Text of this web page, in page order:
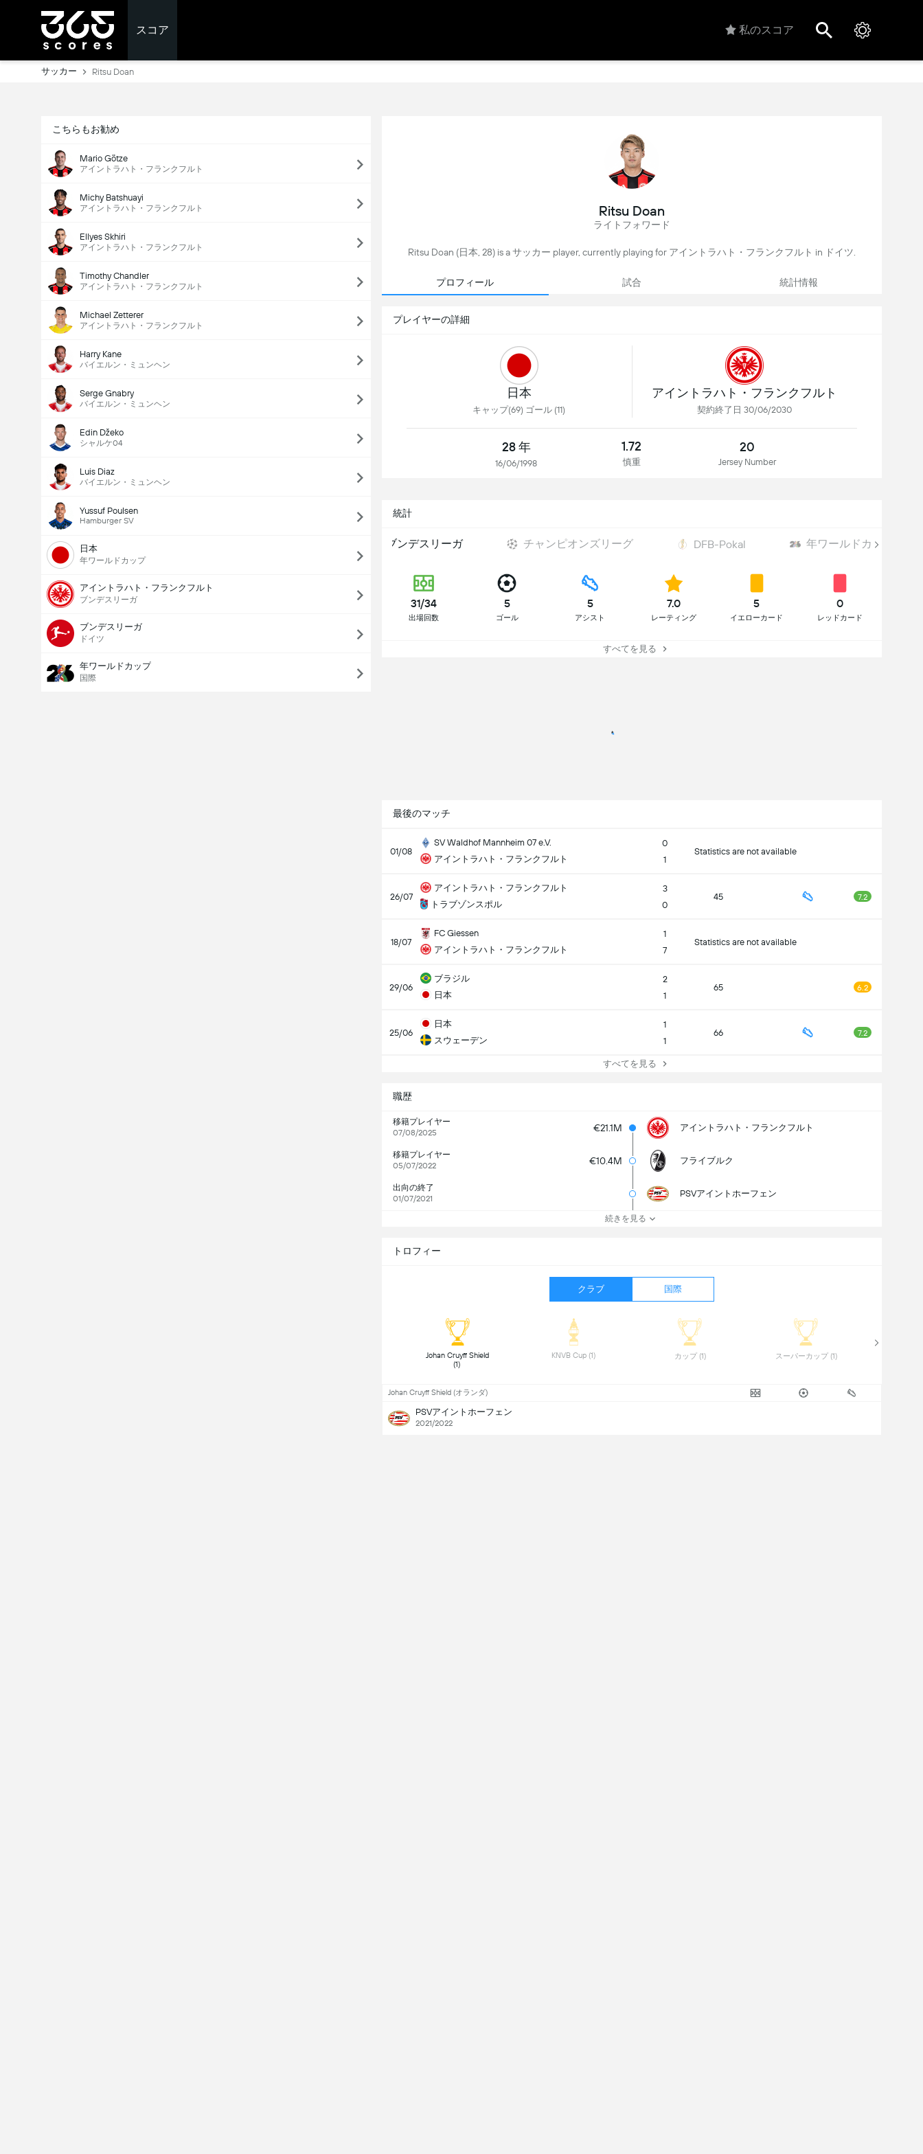
スコア 私のスコア
サッカー Ritsu Doan
こちらもお勧め
Mario Götze
アイントラハト・フランクフルト
Michy Batshuayi
アイントラハト・フランクフルト
Ellyes Skhiri
アイントラハト・フランクフルト
Timothy Chandler
アイントラハト・フランクフルト
Michael Zetterer
アイントラハト・フランクフルト
Harry Kane
バイエルン・ミュンヘン
Serge Gnabry
バイエルン・ミュンヘン
Edin Džeko
シャルケ04
Luis Diaz
バイエルン・ミュンヘン
Yussuf Poulsen
Hamburger SV
日本
年ワールドカップ
アイントラハト・フランクフルト
ブンデスリーガ
ブンデスリーガ
ドイツ
年ワールドカップ
国際
Ritsu Doan
ライトフォワード
Ritsu Doan (日本, 28) is a サッカー player, currently playing for アイントラハト・フランクフルト in ドイツ.
プロフィール 試合 統計情報
プレイヤーの詳細
日本
キャップ(69) ゴール (11)
アイントラハト・フランクフルト
契約終了日 30/06/2030
28 年
16/06/1998
1.72
慎重
20
Jersey Number
統計
ブンデスリーガ チャンピオンズリーグ DFB-Pokal 年ワールドカップ
31/34
出場回数
5
ゴール
5
アシスト
7.0
レーティング
5
イエローカード
0
レッドカード
すべてを見る
最後のマッチ
01/08
SV Waldhof Mannheim 07 e.V.
アイントラハト・フランクフルト
0
1
Statistics are not available
26/07
アイントラハト・フランクフルト
トラブゾンスポル
3
0
45 7.2
18/07
FC Giessen
アイントラハト・フランクフルト
1
7
Statistics are not available
29/06
ブラジル
日本
2
1
65 6.2
25/06
日本
スウェーデン
1
1
66 7.2
すべてを見る
職歴
移籍プレイヤー
07/08/2025
€21.1M アイントラハト・フランクフルト
移籍プレイヤー
05/07/2022
€10.4M フライブルク
出向の終了
01/07/2021
PSVアイントホーフェン
続きを見る
トロフィー
クラブ 国際
Johan Cruyff Shield
(1)
カップ (1) スーパーカップ (1)
Johan Cruyff Shield (オランダ)
PSVアイントホーフェン
2021/2022